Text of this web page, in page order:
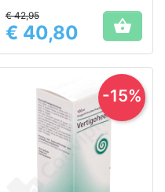
evenwicht
Prijs
€ 42,95
€ 40,80 
-15%